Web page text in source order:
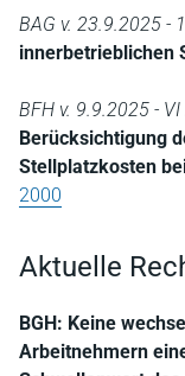
BAG v. 23.9.2025 -
innerbetrieblichen
BFH v. 9.9.2025 -
Berücksichtigung
Stellplatzkosten
2000
Aktuelle
BGH: Keine
Arbeitnehmern